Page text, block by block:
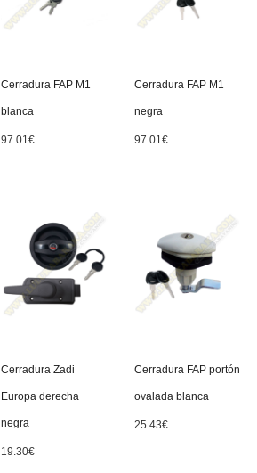
Cerradura FAP M1
blanca
97.01€
Cerradura FAP M1
negra
97.01€
Cerradura Zadi
Europa derecha
negra
19.30€
Cerradura FAP portón
ovalada blanca
25.43€